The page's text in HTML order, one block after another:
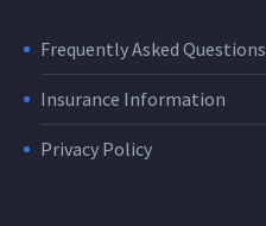
Frequently Asked Questions
Insurance Information
Privacy Policy